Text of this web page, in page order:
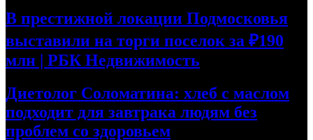
В престижной локации Подмосковья
выставили на торги поселок за ₽190
млн | РБК Недвижимость
Диетолог Соломатина: хлеб с маслом
подходит для завтрака людям без
проблем со здоровьем